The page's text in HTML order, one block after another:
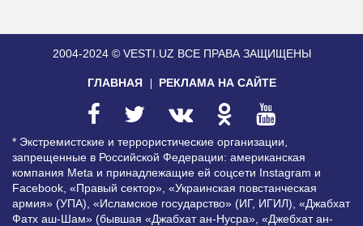
2004-2024 © VESTI.UZ ВСЕ ПРАВА ЗАЩИЩЕНЫ
ГЛАВНАЯ РЕКЛАМА НА САЙТЕ
* Экстремистские и террористические организации,
запрещенные в Российской Федерации: американская
компания Meta и принадлежащие ей соцсети Instagram и
Facebook, «Правый сектор», «Украинская повстанческая
армия» (УПА), «Исламское государство» (ИГ, ИГИЛ), «Джабхат
Фатх аш-Шам» (бывшая «Джабхат ан-Нусра», «Джебхат ан-